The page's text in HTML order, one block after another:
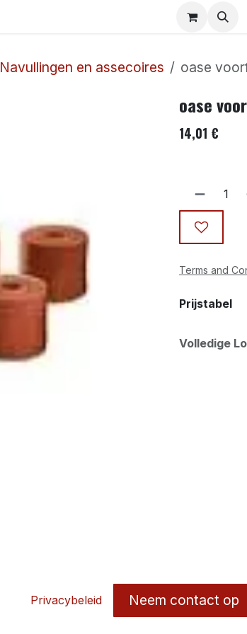
Navullingen en assecoires oase
oase
14,01 €
Terms and
Prijstabel
Volledige
Privacybeleid Neem contact op